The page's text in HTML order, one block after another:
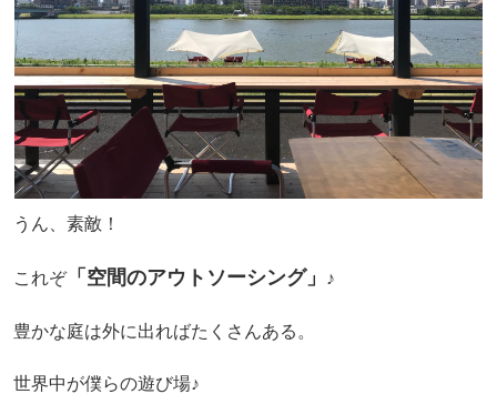
うん、素敵！
これぞ「空間のアウトソーシング」 ♪
豊かな庭は外に出ればたくさんある。
世界中が僕らの遊び場♪